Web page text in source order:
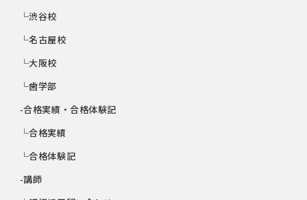
└渋谷校
└名古屋校
└大阪校
└歯学部
-合格実績・合格体験記
└合格実績
└合格体験記
-講師